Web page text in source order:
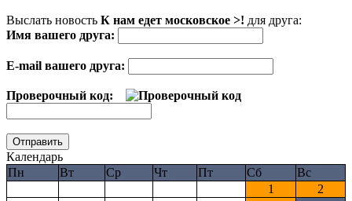
Выслать новость К нам едет московское >! для друга:
Имя вашего друга:
E-mail вашего друга:
Проверочный код:
Календарь
Пн
Вт Ср Чт Пт Сб
Вс
1
2